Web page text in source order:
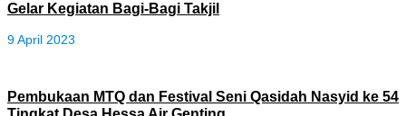
Gelar Kegiatan Bagi-Bagi Takjil
9 April 2023
Pembukaan MTQ dan Festival Seni Qasidah Nasyid ke 54